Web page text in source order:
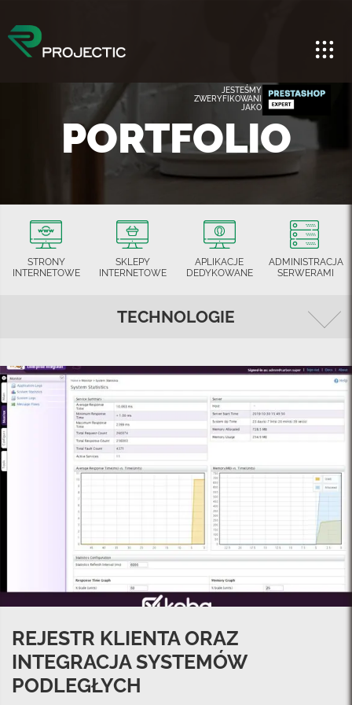
JESTEŚMY
ZWERYFIKOWANI
JAKO
PORTFOLIO
STRONY
INTERNETOWE
SKLEPY
INTERNETOWE
APLIKACJE
DEDYKOWANE
ADMINISTRACJA
SERWERAMI
TECHNOLOGIE
REJESTR KLIENTA ORAZ
INTEGRACJA SYSTEMÓW
PODLEGŁYCH